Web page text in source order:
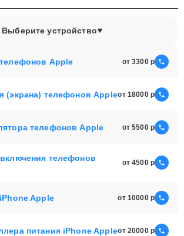
Выберите устройство
Apple от 3300
(экрана) телефонов Appleот 18000
телефонов Apple от 5500
телефонов
от 4500
Apple от 10000
питания iPhone Appleот 20000